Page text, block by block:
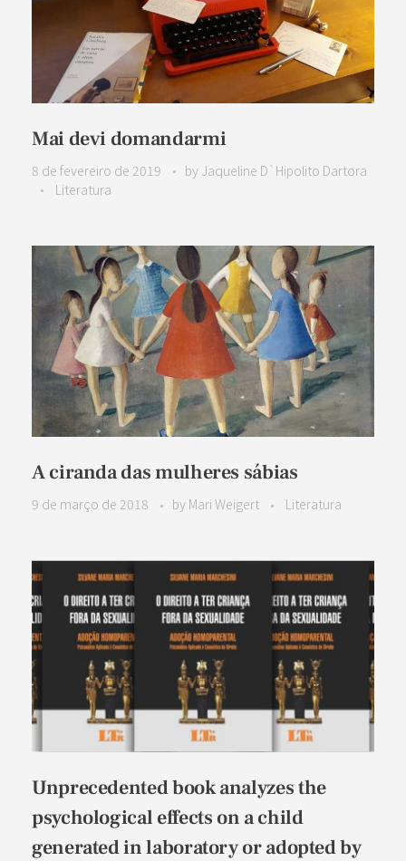
Mai devi domandarmi
8 de fevereiro de 2019 by Jaqueline D`Hipolito Dartora
Literatura
A ciranda das mulheres sábias
9 de março de 2018 by Mari Weigert Literatura
Unprecedented book analyzes the
psychological effects on a child
generated in laboratory or adopted by